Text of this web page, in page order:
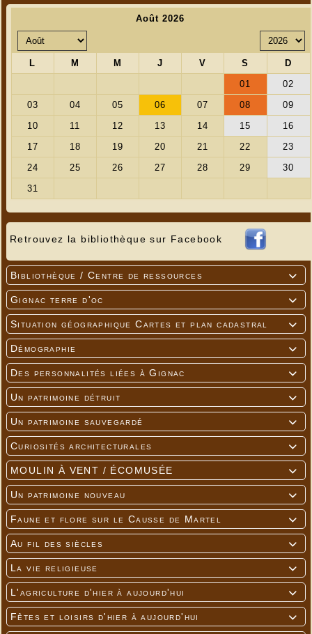
Retrouvez la bibliothèque sur Facebook

Bibliothèque / Centre de ressources

Gignac terre d'oc

Situation géographique Cartes et plan cadastral

Démographie

Des personnalités liées à Gignac

Un patrimoine détruit

Un patrimoine sauvegardé

Curiosités architecturales

MOULIN À VENT / ÉCOMUSÉE

Un patrimoine nouveau

Faune et flore sur le Causse de Martel

Au fil des siècles

La vie religieuse

L'agriculture d'hier à aujourd'hui

Fêtes et loisirs d'hier à aujourd'hui